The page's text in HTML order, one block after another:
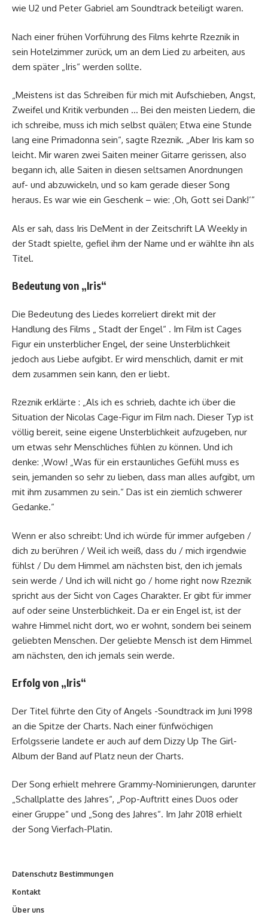
wie U2 und Peter Gabriel am Soundtrack beteiligt waren.
Nach einer frühen Vorführung des Films kehrte Rzeznik in
sein Hotelzimmer zurück, um an dem Lied zu arbeiten, aus
dem später „Iris“ werden sollte.
„Meistens ist das Schreiben für mich mit Aufschieben, Angst,
Zweifel und Kritik verbunden … Bei den meisten Liedern, die
ich schreibe, muss ich mich selbst quälen; Etwa eine Stunde
lang eine Primadonna sein“, sagte Rzeznik. „Aber Iris kam so
leicht. Mir waren zwei Saiten meiner Gitarre gerissen, also
begann ich, alle Saiten in diesen seltsamen Anordnungen
auf- und abzuwickeln, und so kam gerade dieser Song
heraus. Es war wie ein Geschenk – wie: ‚Oh, Gott sei Dank!‘“
Als er sah, dass Iris DeMent in der Zeitschrift LA Weekly in
der Stadt spielte, gefiel ihm der Name und er wählte ihn als
Titel.
Bedeutung von „Iris“
Die Bedeutung des Liedes korreliert direkt mit der
Handlung des Films „ Stadt der Engel“ . Im Film ist Cages
Figur ein unsterblicher Engel, der seine Unsterblichkeit
jedoch aus Liebe aufgibt. Er wird menschlich, damit er mit
dem zusammen sein kann, den er liebt.
Rzeznik erklärte : „Als ich es schrieb, dachte ich über die
Situation der Nicolas Cage-Figur im Film nach. Dieser Typ ist
völlig bereit, seine eigene Unsterblichkeit aufzugeben, nur
um etwas sehr Menschliches fühlen zu können. Und ich
denke: ‚Wow! „Was für ein erstaunliches Gefühl muss es
sein, jemanden so sehr zu lieben, dass man alles aufgibt, um
mit ihm zusammen zu sein.“ Das ist ein ziemlich schwerer
Gedanke.“
Wenn er also schreibt: Und ich würde für immer aufgeben /
dich zu berühren / Weil ich weiß, dass du / mich irgendwie
fühlst / Du dem Himmel am nächsten bist, den ich jemals
sein werde / Und ich will nicht go / home right now Rzeznik
spricht aus der Sicht von Cages Charakter. Er gibt für immer
auf oder seine Unsterblichkeit. Da er ein Engel ist, ist der
wahre Himmel nicht dort, wo er wohnt, sondern bei seinem
geliebten Menschen. Der geliebte Mensch ist dem Himmel
am nächsten, den ich jemals sein werde.
Erfolg von „Iris“
Der Titel führte den City of Angels -Soundtrack im Juni 1998
an die Spitze der Charts. Nach einer fünfwöchigen
Erfolgsserie landete er auch auf dem Dizzy Up The Girl-
Album der Band auf Platz neun der Charts.
Der Song erhielt mehrere Grammy-Nominierungen, darunter
„Schallplatte des Jahres“, „Pop-Auftritt eines Duos oder
einer Gruppe“ und „Song des Jahres“. Im Jahr 2018 erhielt
der Song Vierfach-Platin.
Datenschutz Bestimmungen
Kontakt
Über uns